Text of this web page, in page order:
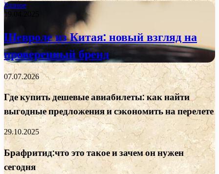
Разное
19.04.2025
Шевроле из Китая: новый взгляд на
проверенный бренд
07.07.2026
Где купить дешевые авиабилеты: как найти
выгодные предложения и сэкономить на перелете
29.10.2025
Брафритид:что это такое и зачем он нужен
сегодня